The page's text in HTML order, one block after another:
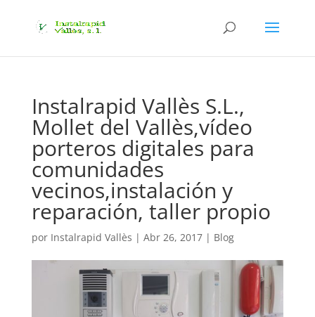
Instalrapid Vallès S.L.,
Mollet del Vallès,vídeo
porteros digitales para
comunidades
vecinos,instalación y
reparación, taller propio
por Instalrapid Vallès | Abr 26, 2017| Blog